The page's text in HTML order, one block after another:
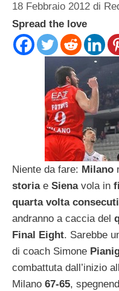
18 Febbraio 2012 di
Spread the love
Niente da fare: Milano
storiae Sienavola in
quarta volta
andranno a caccia del
Final Eight. Sarebbe
di coach Simone
combattuta dall’inizio
Milano 67-65,